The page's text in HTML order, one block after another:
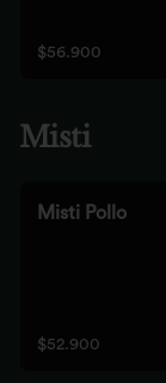
$56.900
Misti
Misti Pollo
$52.900